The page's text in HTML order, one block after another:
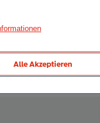
Alle Akzeptieren